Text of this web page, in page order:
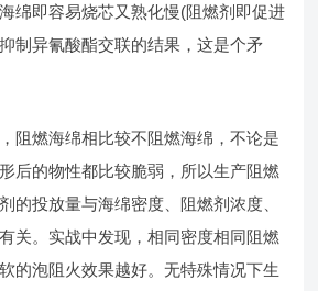
绵即容易烧芯又熟化慢(阻燃剂即促进
制异氰酸酯交联的结果，这是个矛
阻燃海绵相比较不阻燃海绵，不论是
后的物性都比较脆弱，所以生产阻燃
的投放量与海绵密度、阻燃剂浓度、
关。实战中发现，相同密度相同阻燃
的泡阻火效果越好。无特殊情况下生